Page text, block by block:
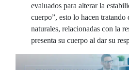
evaluados para alterar la
cuerpo”, esto lo hacen tratando
naturales, relacionadas con la
presenta su cuerpo al dar su